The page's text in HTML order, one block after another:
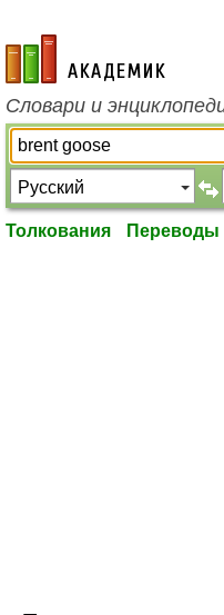
academic.ru
Словари и
Толкования Переводы